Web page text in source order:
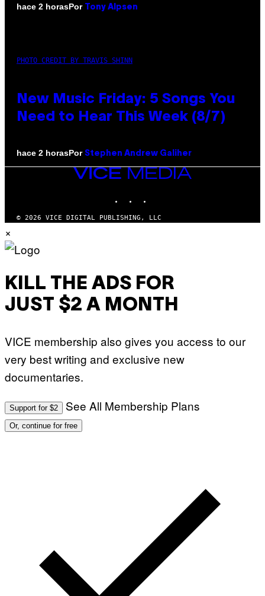
hace 2 horasPor Tony Alpsen
PHOTO CREDIT BY TRAVIS SHINN
New Music Friday: 5 Songs You
Need to Hear This Week (8/7)
hace 2 horasPor Stephen Andrew Galiher
VICE
MEDIA
© 2026 VICE DIGITAL PUBLISHING, LLC
×
KILL THE ADS FOR
JUST $2 A MONTH
VICE membership also gives you access to our
very best writing and exclusive new
documentaries.
Support for $2 See All Membership Plans
Or, continue for free